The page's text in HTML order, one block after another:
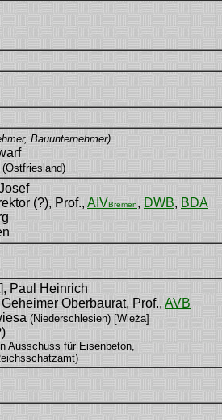
Bauunternehmer)
(Ostfriesland)
(?), Prof., AIVBremen, DWB, BDA
Paul Heinrich
Oberbaurat, Prof., AVB
(Niederschlesien) [Wieża]
Ausschuss für Eisenbeton,